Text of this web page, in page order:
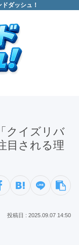
ダッシュ！
クイズリバ
目される理
2025.09.07 14:50